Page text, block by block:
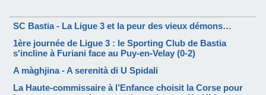
SC Bastia - La Ligue 3 et la peur des vieux démons…
1ère journée de Ligue 3 : le Sporting Club de Bastia
s'incline à Furiani face au Puy-en-Velay (0-2)
A màghjina - A serenità di U Spidali
La Haute-commissaire à l’Enfance choisit la Corse pour